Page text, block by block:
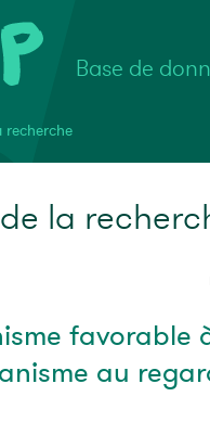
Base de
recherche
la
au